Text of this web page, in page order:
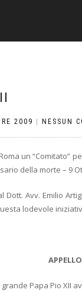
2009 NESSUN
un “Comitato”
della morte – 9
Avv. Emilio
lodevole
APPELLO
Papa Pio XII